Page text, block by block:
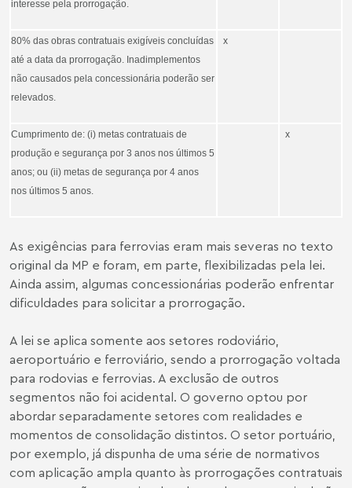
interesse pela prorrogação.
80% das obras contratuais exigíveis concluídas
até a data da prorrogação. Inadimplementos
não causados pela concessionária poderão ser
relevados.
x
Cumprimento de: (i) metas contratuais de
produção e segurança por 3 anos nos últimos 5
anos; ou (ii) metas de segurança por 4 anos
nos últimos 5 anos.
x
As exigências para ferrovias eram mais severas no texto
original da MP e foram, em parte, flexibilizadas pela lei.
Ainda assim, algumas concessionárias poderão enfrentar
dificuldades para solicitar a prorrogação.
A lei se aplica somente aos setores rodoviário,
aeroportuário e ferroviário, sendo a prorrogação voltada
para rodovias e ferrovias. A exclusão de outros
segmentos não foi acidental. O governo optou por
abordar separadamente setores com realidades e
momentos de consolidação distintos. O setor portuário,
por exemplo, já dispunha de uma série de normativos
com aplicação ampla quanto às prorrogações contratuais